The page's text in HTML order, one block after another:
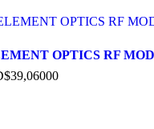
OPTICS RF
39,06000